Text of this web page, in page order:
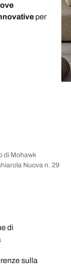
per
di Mohawk
Nuova n. 29
di
sulla